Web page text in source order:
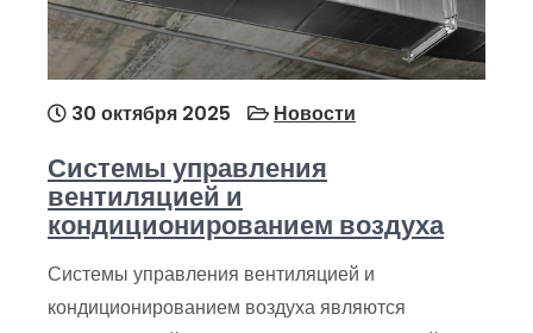
30 октября 2025 Новости
Системы управления
вентиляцией и
кондиционированием воздуха
Системы управления вентиляцией и
кондиционированием воздуха являются